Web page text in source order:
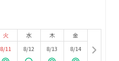
火
8/11
水
8/12
木
8/13
金
8/14